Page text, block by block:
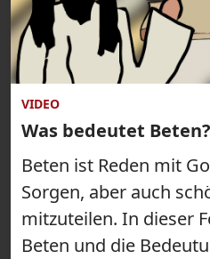
VIDEO
Was bedeutet Beten?
Beten ist Reden mit
Sorgen, aber auch
mitzuteilen. In dieser
Beten und die